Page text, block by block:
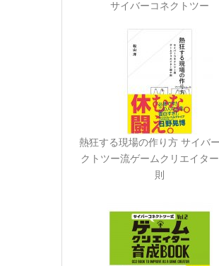
サイバーコネクトツー
熱狂する現場の作り方 サイバ
クトツー流ゲームクリエイタ
則